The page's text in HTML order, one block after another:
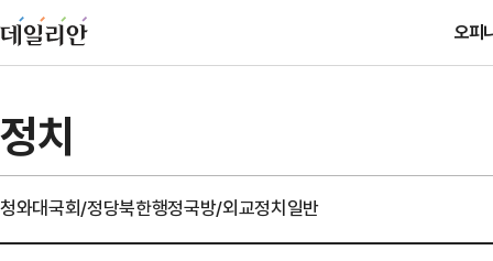
오피
정치
청와대국회/정당북한행정국방/외교정치일반